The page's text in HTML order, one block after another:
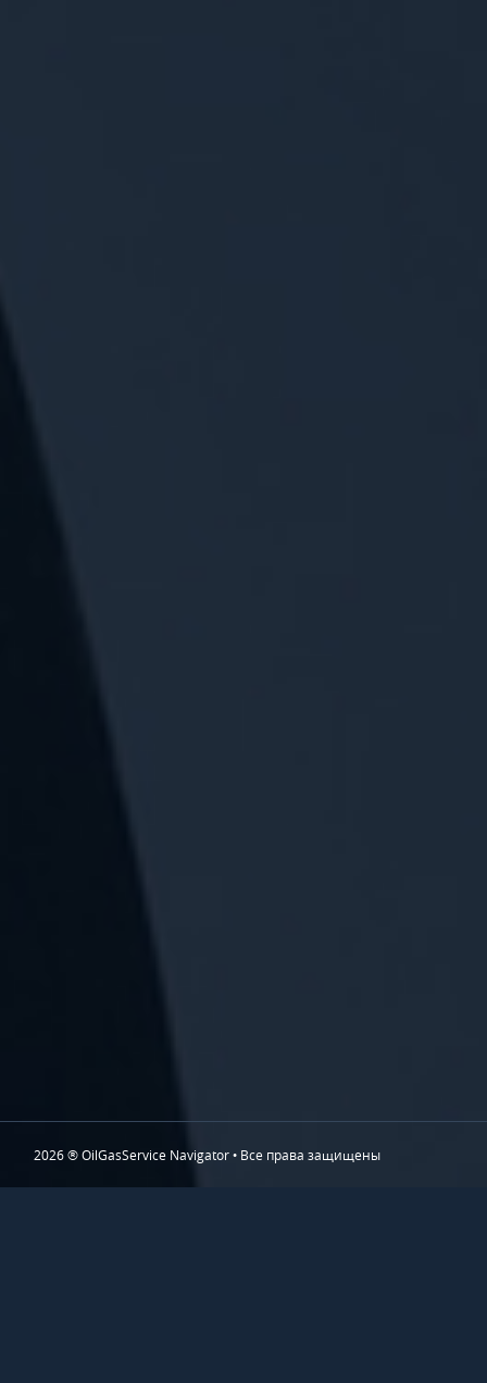
2026 ® OilGasService Navigator • Все права защищены